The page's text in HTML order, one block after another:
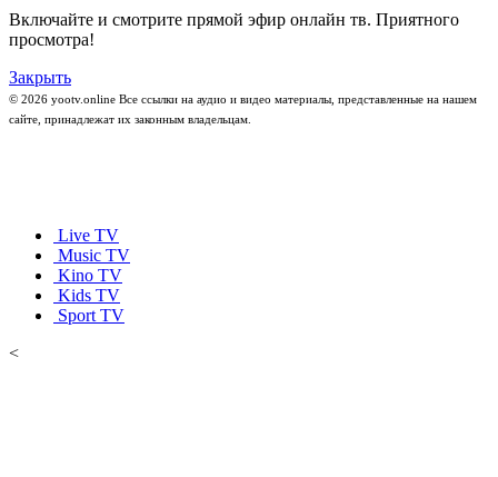
Включайте и смотрите прямой эфир онлайн тв. Приятного
просмотра!
Закрыть
© 2026 yootv.online Все ссылки на аудио и видео материалы, представленные на нашем
сайте, принадлежат их законным владельцам.
Live TV
Music TV
Kino TV
Kids TV
Sport TV
<